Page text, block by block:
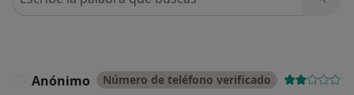
Anónimo Número de teléfono verificado